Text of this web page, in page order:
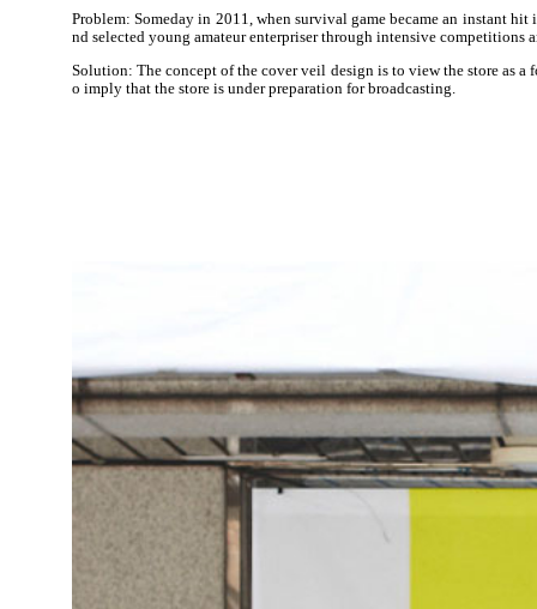
Problem: Someday in 2011, when survival game became an instant
nd selected young amateur enterpriser through intensive
Solution: The concept of the cover veil design is to view the store as a
o imply that the store is under preparation for broadcasting.